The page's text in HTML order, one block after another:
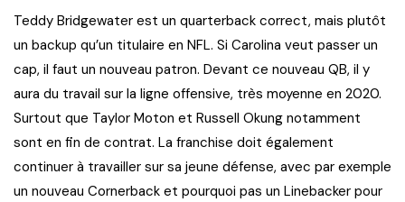
Teddy Bridgewater est un quarterback correct, mais plutôt
un backup qu’un titulaire en NFL. Si Carolina veut passer un
cap, il faut un nouveau patron. Devant ce nouveau QB, il y
aura du travail sur la ligne offensive, très moyenne en 2020.
Surtout que Taylor Moton et Russell Okung notamment
sont en fin de contrat. La franchise doit également
continuer à travailler sur sa jeune défense, avec par exemple
un nouveau Cornerback et pourquoi pas un Linebacker pour